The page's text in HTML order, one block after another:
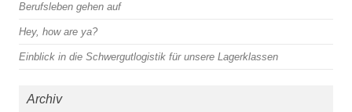
Berufsleben gehen auf
Hey, how are ya?
Einblick in die Schwergutlogistik für unsere Lagerklassen
Archiv